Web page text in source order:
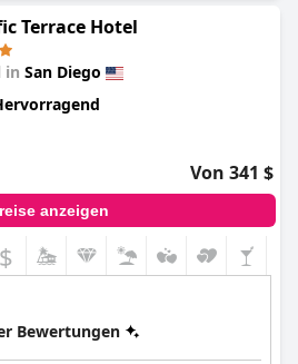
zu einem vernünftigen Preis.
Terrace Hotel
in San Diego
Von 341 $
anzeigen
$
Bewertungen